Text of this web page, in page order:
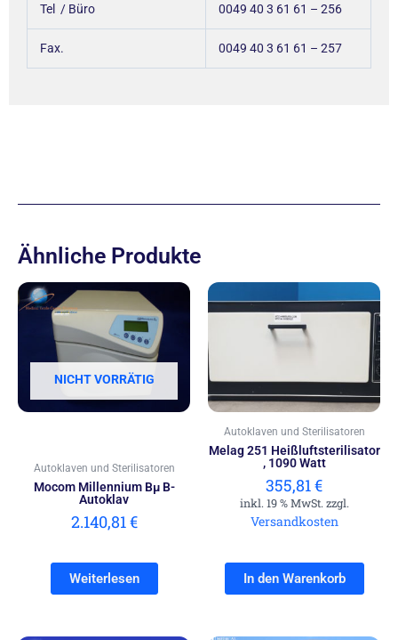
Tel / Büro 0049 40 3 61 61 – 256
Fax. 0049 40 3 61 61 – 257
Ähnliche Produkte
NICHT VORRÄTIG
Autoklaven und Sterilisatoren
Mocom Millennium Bµ B-
Autoklav
2.140,81€
Weiterlesen
Autoklaven und Sterilisatoren
Melag 251 Heißluftsterilisator
, 1090 Watt
355,81€
inkl. 19 % MwSt. zzgl.
Versandkosten
In den Warenkorb